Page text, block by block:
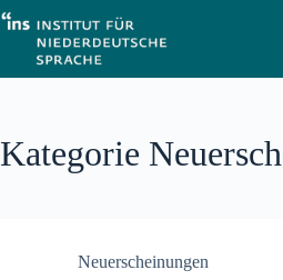
Zum
Inhalt
springen
Kategorie
Neuerscheinungen